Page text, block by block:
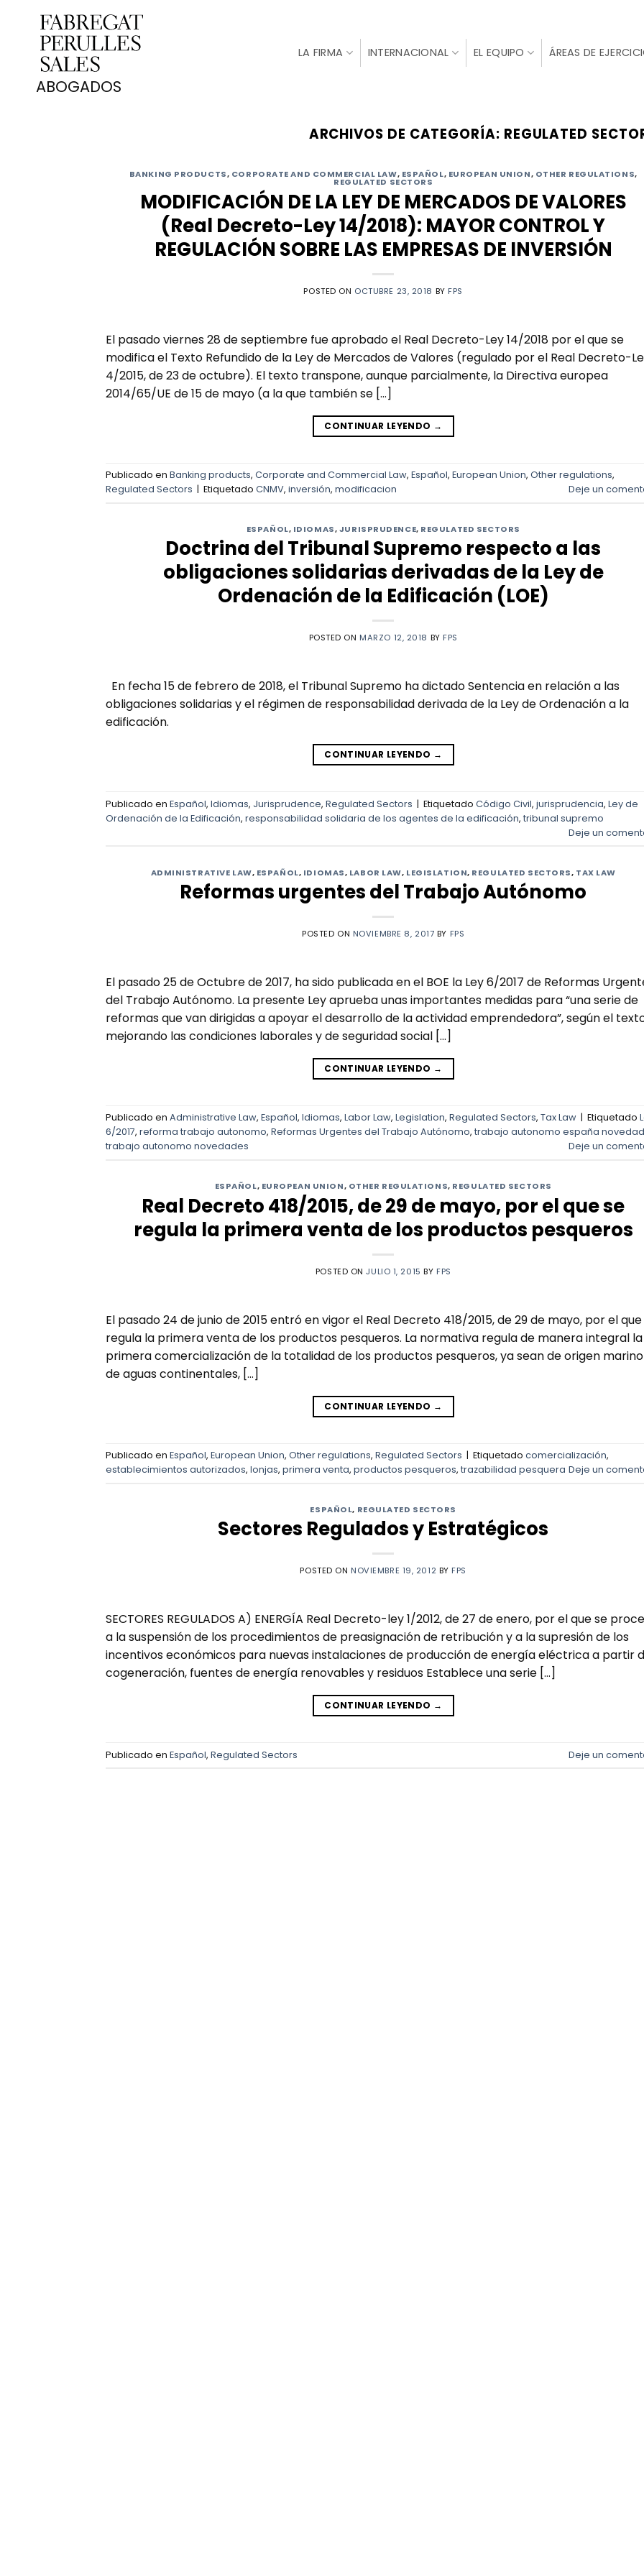
contenido
LA FIRMA INTERNACIONAL EL EQUIPO ÁREAS DE
ARCHIVOS DE CATEGORÍA: REGULATED
BANKING PRODUCTS, CORPORATE AND COMMERCIAL LAW, ESPAÑOL, EUROPEAN UNION, OTHER REGULATIONS,
REGULATED SECTORS
MODIFICACIÓN DE LA LEY DE MERCADOS DE VALORES
(Real Decreto-Ley 14/2018): MAYOR CONTROL Y
REGULACIÓN SOBRE LAS EMPRESAS DE INVERSIÓN
POSTED ON OCTUBRE 23, 2018 BY FPS
El pasado viernes 28 de septiembre fue aprobado el Real Decreto-Ley 14/2018 por el que se
modifica el Texto Refundido de la Ley de Mercados de Valores (regulado por el Real Decreto-
4/2015, de 23 de octubre). El texto transpone, aunque parcialmente, la Directiva europea
2014/65/UE de 15 de mayo (a la que también se […]
CONTINUAR LEYENDO →
Publicado en Banking products, Corporate and Commercial Law, Español, European Union, Other regulations,
Regulated Sectors | Etiquetado CNMV, inversión, modificacion Deje un
ESPAÑOL, IDIOMAS,JURISPRUDENCE, REGULATED SECTORS
Doctrina del Tribunal Supremo respecto a las
obligaciones solidarias derivadas de la Ley de
Ordenación de la Edificación (LOE)
POSTED ON MARZO 12, 2018 BY FPS
En fecha 15 de febrero de 2018, el Tribunal Supremo ha dictado Sentencia en relación a las
obligaciones solidarias y el régimen de responsabilidad derivada de la Ley de Ordenación a la
edificación.
CONTINUAR LEYENDO →
Publicado en Español, Idiomas, Jurisprudence, Regulated Sectors | Etiquetado Código Civil, jurisprudencia, Ley de
Ordenación de la Edificación, responsabilidad solidaria de los agentes de la edificación, tribunal supremo
Deje un
ADMINISTRATIVE LAW, ESPAÑOL, IDIOMAS, LABOR LAW, LEGISLATION, REGULATED SECTORS, TAX LAW
Reformas urgentes del Trabajo Autónomo
POSTED ON NOVIEMBRE 8, 2017 BY FPS
El pasado 25 de Octubre de 2017, ha sido publicada en el BOE la Ley 6/2017 de Reformas
del Trabajo Autónomo. La presente Ley aprueba unas importantes medidas para “una serie de
reformas que van dirigidas a apoyar el desarrollo de la actividad emprendedora”, según el
mejorando las condiciones laborales y de seguridad social […]
CONTINUAR LEYENDO →
Publicado en Administrative Law, Español, Idiomas, Labor Law, Legislation, Regulated Sectors, Tax Law Etiquetado
6/2017, reforma trabajo autonomo, Reformas Urgentes del Trabajo Autónomo, trabajo autonomo españa
trabajo autonomo novedades
Deje un
ESPAÑOL, EUROPEAN UNION, OTHER REGULATIONS, REGULATED SECTORS
Real Decreto 418/2015, de 29 de mayo, por el que se
regula la primera venta de los productos pesqueros
POSTED ONJULIO 1, 2015 BY FPS
El pasado 24 de junio de 2015 entró en vigor el Real Decreto 418/2015, de 29 de mayo, por el
regula la primera venta de los productos pesqueros. La normativa regula de manera integral la
primera comercialización de la totalidad de los productos pesqueros, ya sean de origen
de aguas continentales, […]
CONTINUAR LEYENDO →
Publicado en Español, European Union, Other regulations, Regulated Sectors | Etiquetado comercialización,
establecimientos autorizados, lonjas, primera venta, productos pesqueros, trazabilidad pesquera Deje un
ESPAÑOL, REGULATED SECTORS
Sectores Regulados y Estratégicos
POSTED ON NOVIEMBRE 19, 2012 BY FPS
SECTORES REGULADOS A) ENERGÍA Real Decreto-ley 1/2012, de 27 de enero, por el que se
a la suspensión de los procedimientos de preasignación de retribución y a la supresión de los
incentivos económicos para nuevas instalaciones de producción de energía eléctrica a partir
cogeneración, fuentes de energía renovables y residuos Establece una serie […]
CONTINUAR LEYENDO →
Publicado en Español, Regulated Sectors Deje un